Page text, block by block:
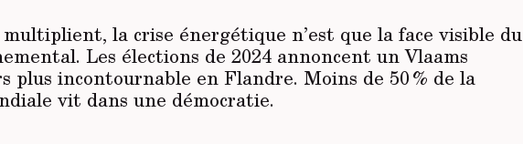
la crise énergétique n’est que la face visible du
Les élections de 2024 annoncent un Vlaams
plus incontournable en Flandre. Moins de 50 % de la
vit dans une démocratie.